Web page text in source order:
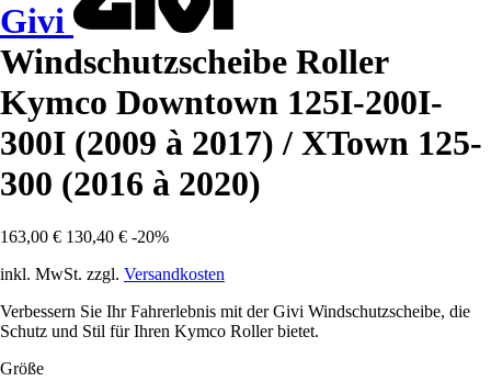
Givi
Windschutzscheibe Roller
Kymco Downtown 125I-200I-
300I (2009 à 2017) / XTown 125-
300 (2016 à 2020)
163,00 € 130,40 € -20%
inkl. MwSt. zzgl. Versandkosten
Verbessern Sie Ihr Fahrerlebnis mit der Givi Windschutzscheibe, die
Schutz und Stil für Ihren Kymco Roller bietet.
Größe